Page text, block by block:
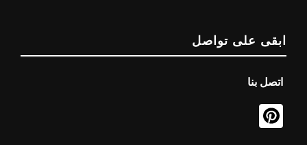
ابقى على تواصل
اتصل بنا